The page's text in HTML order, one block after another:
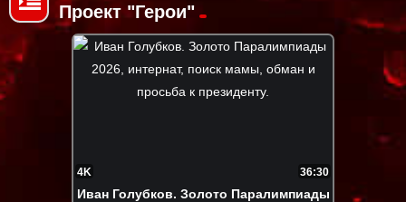
Проект "Герои"
4K 36:30
Иван Голубков. Золото Паралимпиады